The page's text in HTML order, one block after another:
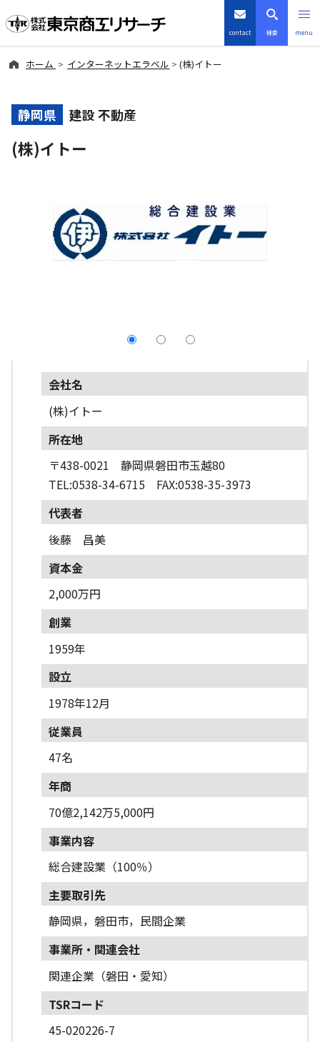
contact 検索 menu
TSRデータインサイト
商品・サービス
採用情報
よくあるご質問
ホーム インターネットエラベル (株)イトー
静岡県 建設 不動産
(株)イトー
会社名
(株)イトー
所在地
〒438-0021 静岡県磐田市玉越80
TEL:0538-34-6715 FAX:0538-35-3973
代表者
後藤 昌美
資本金
2,000万円
創業
1959年
設立
1978年12月
従業員
47名
年商
70億2,142万5,000円
事業内容
総合建設業（100％）
主要取引先
静岡県，磐田市，民間企業
事業所・関連会社
関連企業（磐田・愛知）
TSRコード
45-020226-7